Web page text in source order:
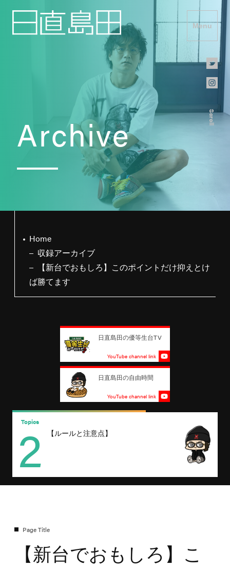
Menu
Scroll
Archive
Home
収録アーカイブ
【新台でおもしろ】このポイントだけ抑えとけ
ば勝てます
日直島田の優等生台TV
YouTube channel link
日直島田の自由時間
YouTube channel link
【ルールと注意点】
Topics
2
【新台でおもしろ】こ